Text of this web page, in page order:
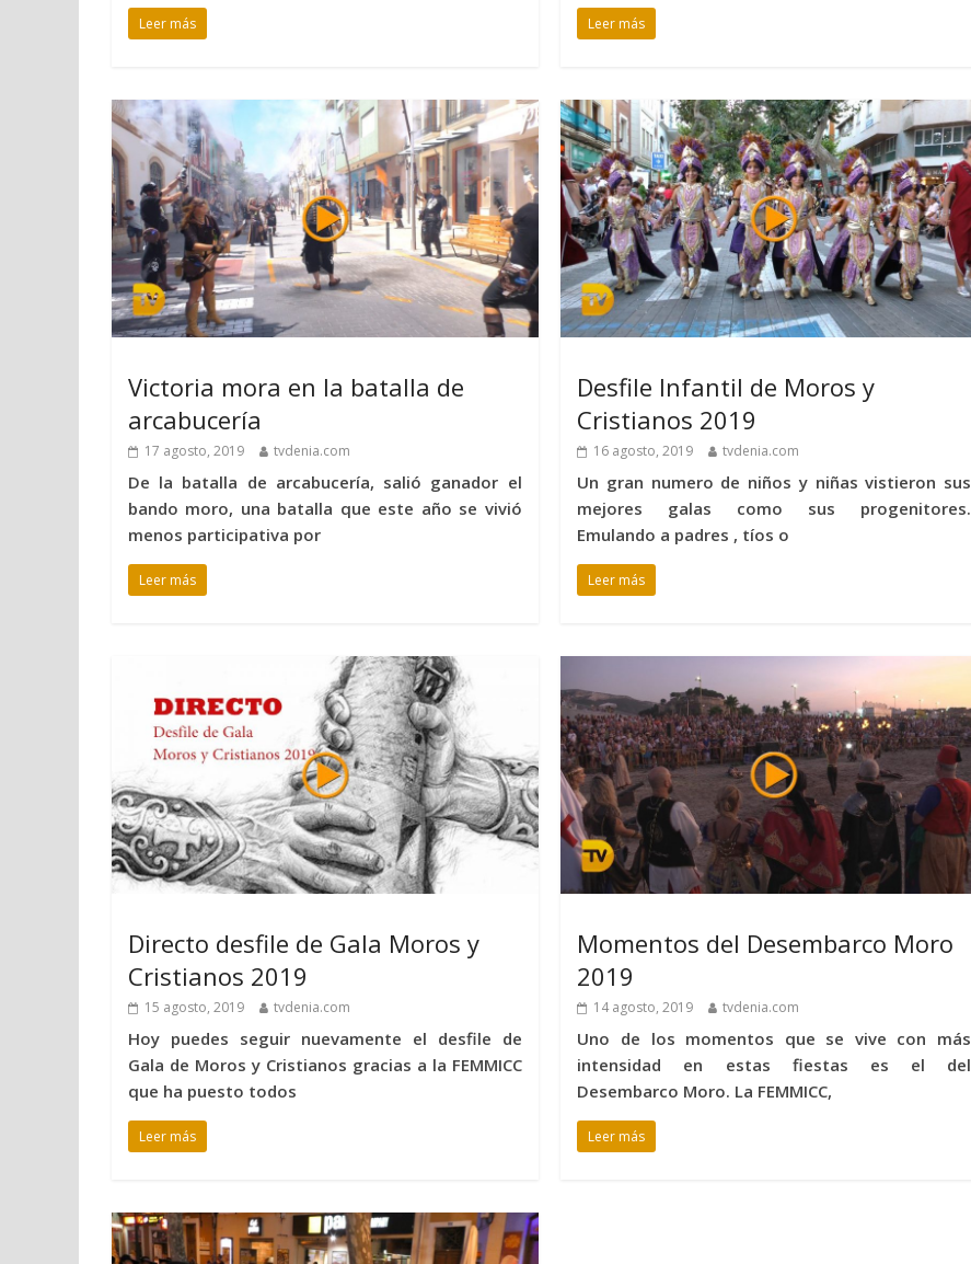
Leer más Leer más
Victoria mora en la batalla de
arcabucería
17 agosto, 2019 tvdenia.com
De la batalla de arcabucería, salió ganador el
bando moro, una batalla que este año se vivió
menos participativa por
Leer más
Desfile Infantil de Moros y
Cristianos 2019
16 agosto, 2019 tvdenia.com
Un gran numero de niños y niñas vistieron sus
mejores galas como sus progenitores.
Emulando a padres , tíos o
Leer más
Directo desfile de Gala Moros y
Cristianos 2019
15 agosto, 2019 tvdenia.com
Hoy puedes seguir nuevamente el desfile de
Gala de Moros y Cristianos gracias a la FEMMICC
que ha puesto todos
Leer más
Momentos del Desembarco Moro
2019
14 agosto, 2019 tvdenia.com
Uno de los momentos que se vive con más
intensidad en estas fiestas es el del
Desembarco Moro. La FEMMICC,
Leer más